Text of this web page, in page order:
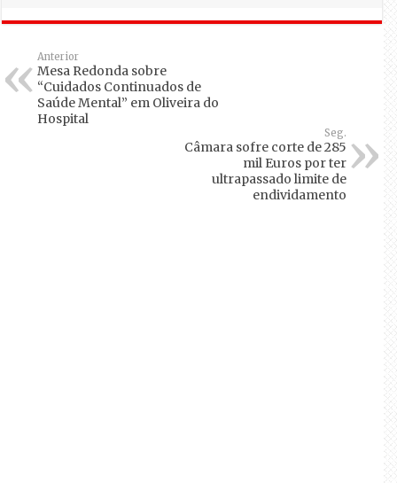
Anterior
Mesa Redonda sobre
“Cuidados Continuados de
Saúde Mental” em Oliveira do
Hospital
Seg.
Câmara sofre corte de 285
mil Euros por ter
ultrapassado limite de
endividamento